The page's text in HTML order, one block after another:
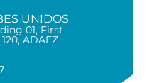
UNIDOS
01, First
ADAFZ